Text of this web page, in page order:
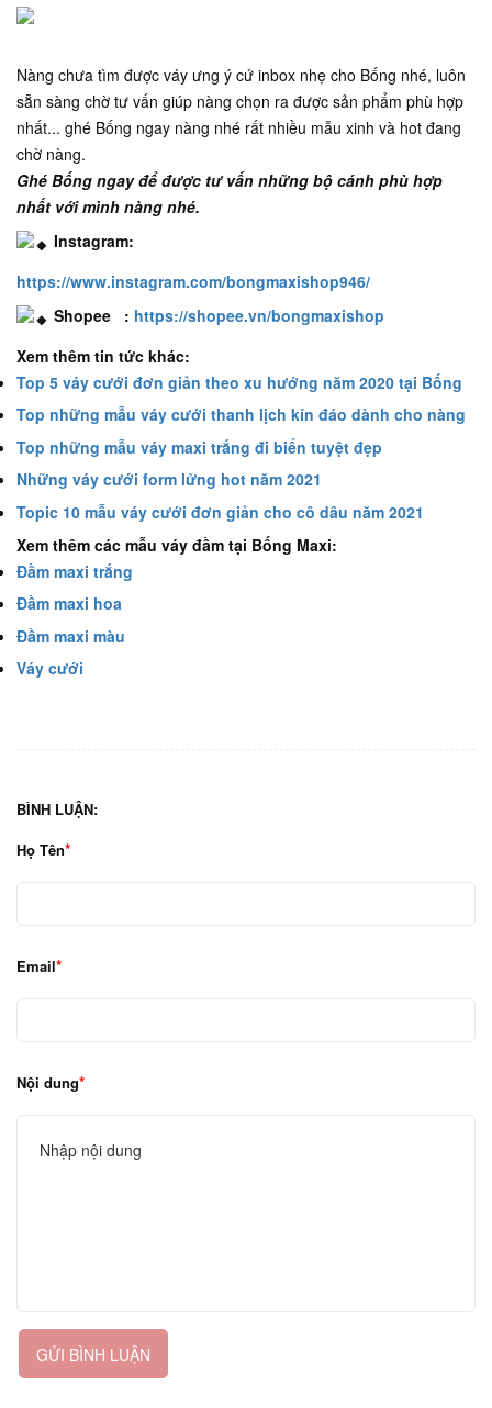
Nàng chưa tìm được váy ưng ý cứ inbox nhẹ cho Bống nhé, luôn
sẵn sàng chờ tư vấn giúp nàng chọn ra được sản phẩm phù hợp
nhất... ghé Bống ngay nàng nhé rất nhiều mẫu xinh và hot đang
chờ nàng.
Ghé Bống ngay để được tư vấn những bộ cánh phù hợp
nhất với mình nàng nhé.
Instagram:
https://www.instagram.com/bongmaxishop946/
Shopee : https://shopee.vn/bongmaxishop
Xem thêm tin tức khác:
Top 5 váy cưới đơn giản theo xu hướng năm 2020 tại Bống
Top những mẫu váy cưới thanh lịch kín đáo dành cho nàng
Top những mẫu váy maxi trắng đi biển tuyệt đẹp
Những váy cưới form lửng hot năm 2021
Topic 10 mẫu váy cưới đơn giản cho cô dâu năm 2021
Xem thêm các mẫu váy đầm tại Bống Maxi:
Đầm maxi trắng
Đầm maxi hoa
Đầm maxi màu
Váy cưới
BÌNH LUẬN:
Họ Tên
Email
Nội dung
GỬI BÌNH LUẬN